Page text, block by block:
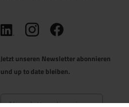
(öffnet in neuem Tab)
(öffnet in neuem Tab)
(öffnet in neuem Tab)
Jetzt unseren Newsletter abonnieren
und up to date bleiben.